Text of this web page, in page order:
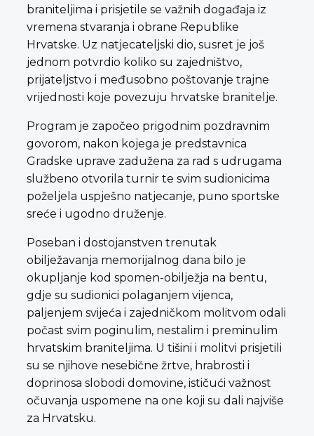
braniteljima i prisjetile se važnih događaja iz
vremena stvaranja i obrane Republike
Hrvatske. Uz natjecateljski dio, susret je još
jednom potvrdio koliko su zajedništvo,
prijateljstvo i međusobno poštovanje trajne
vrijednosti koje povezuju hrvatske branitelje.
Program je započeo prigodnim pozdravnim
govorom, nakon kojega je predstavnica
Gradske uprave zadužena za rad s udrugama
službeno otvorila turnir te svim sudionicima
poželjela uspješno natjecanje, puno sportske
sreće i ugodno druženje.
Poseban i dostojanstven trenutak
obilježavanja memorijalnog dana bilo je
okupljanje kod spomen-obilježja na bentu,
gdje su sudionici polaganjem vijenca,
paljenjem svijeća i zajedničkom molitvom odali
počast svim poginulim, nestalim i preminulim
hrvatskim braniteljima. U tišini i molitvi prisjetili
su se njihove nesebične žrtve, hrabrosti i
doprinosa slobodi domovine, ističući važnost
očuvanja uspomene na one koji su dali najviše
za Hrvatsku.